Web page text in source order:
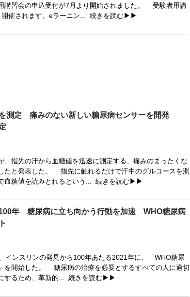
講習会の申込受付が7月より開始されました。 受験者用講
催されます。eラーニン... 続きを読む▶▶
測定 痛みのない新しい糖尿病センサーを開発
指先の汗から血糖値を迅速に測定する、痛みのまったくな
たと発表した。 指先に触れるだけで汗中のグルコースを測
血糖値を読みとれるという... 続きを読む▶▶
年 糖尿病に立ち向かう行動を加速 WHO糖尿病
インスリンの発見から100年あたる2021年に、「WHO糖尿
を開始した。 糖尿病の治療を必要とするすべての人に適切
するため、革新的... 続きを読む▶▶